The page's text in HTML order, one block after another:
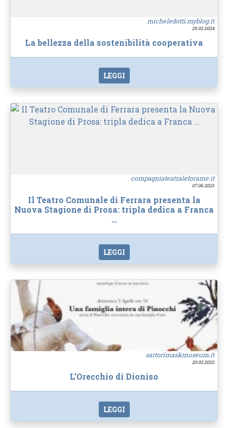
micheledotti.myblog.it
25.02.2024
La bellezza della sostenibilità cooperativa
LEGGI
compagniateatraleforame.it
07.06.2023
Il Teatro Comunale di Ferrara presenta la
Nuova Stagione di Prosa: tripla dedica a Franca
…
LEGGI
sartorimaskmuseum.it
20.03.2022
L’Orecchio di Dioniso
LEGGI